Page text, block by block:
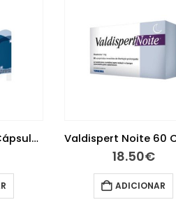
Stressil Noite 30 Cápsulas
18.50€
ADICIONAR